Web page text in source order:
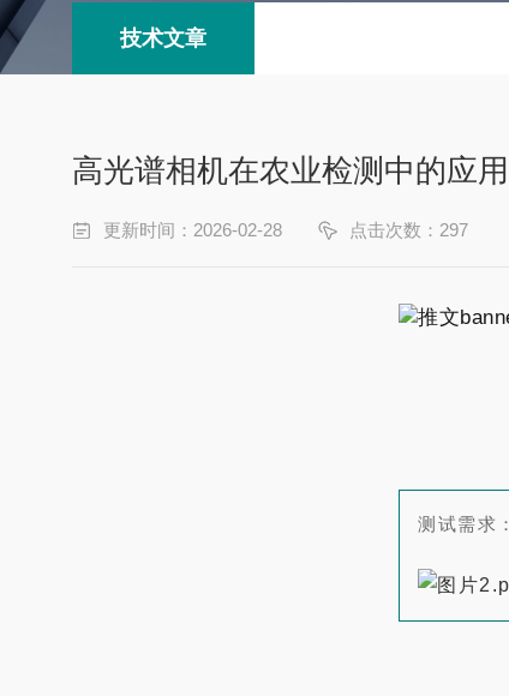
技术文章
高光谱相机在农业检测中的应
更新时间：2026-02-28 点击次数：297
测试需求